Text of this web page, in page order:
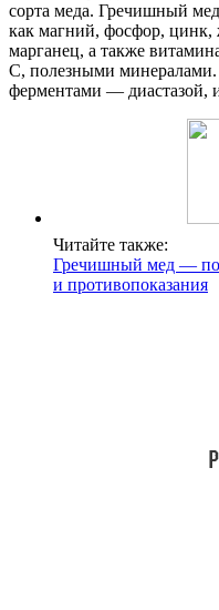
сорта меда. Гречишный
как магний, фосфор, цинк,
марганец, а также
С, полезными
ферментами — диастазой,
Читайте также:
Гречишный мед —
и противопоказания